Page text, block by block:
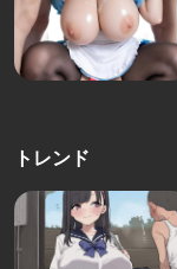
トレンド